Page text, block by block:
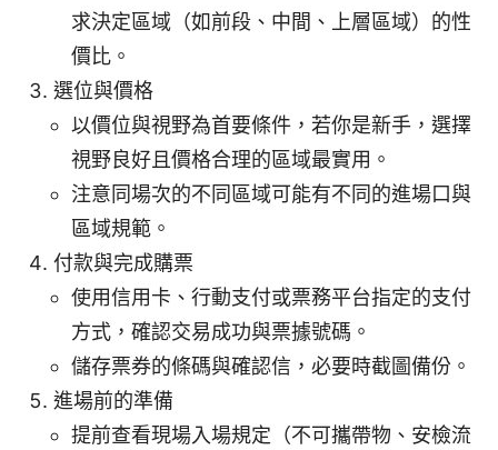
求決定區域（如前段、中間、上層區域）的性
價比。
選位與價格
以價位與視野為首要條件，若你是新手，選擇
視野良好且價格合理的區域最實用。
注意同場次的不同區域可能有不同的進場口與
區域規範。
付款與完成購票
使用信用卡、行動支付或票務平台指定的支付
方式，確認交易成功與票據號碼。
儲存票券的條碼與確認信，必要時截圖備份。
進場前的準備
提前查看現場入場規定（不可攜帶物、安檢流